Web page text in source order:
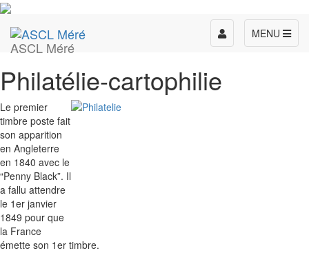
ASCL Méré
MENU
Toggle
navigation
Philatélie-cartophilie
Le premier
timbre poste fait
son apparition
en Angleterre
en 1840 avec le
“Penny Black”. Il
a fallu attendre
le 1er janvier
1849 pour que
la France
émette son 1er timbre.